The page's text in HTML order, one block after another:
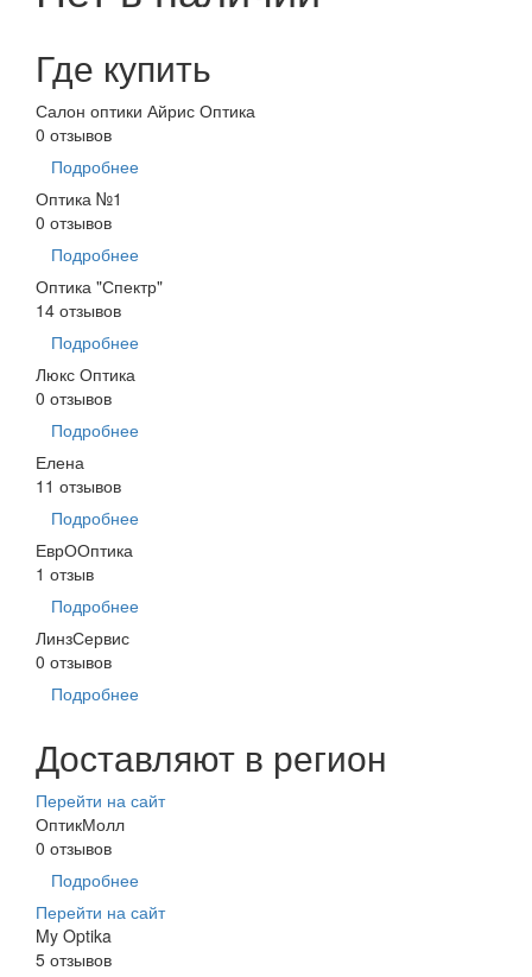
Где купить
Салон оптики Айрис Оптика
0 отзывов
Подробнее
Оптика №1
0 отзывов
Подробнее
Оптика "Спектр"
14 отзывов
Подробнее
Люкс Оптика
0 отзывов
Подробнее
Елена
11 отзывов
Подробнее
ЕврООптика
1 отзыв
Подробнее
ЛинзСервис
0 отзывов
Подробнее
Доставляют в регион
Перейти на сайт
ОптикМолл
0 отзывов
Подробнее
Перейти на сайт
My Optika
5 отзывов